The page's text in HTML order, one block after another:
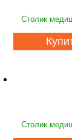
Столик
Столик